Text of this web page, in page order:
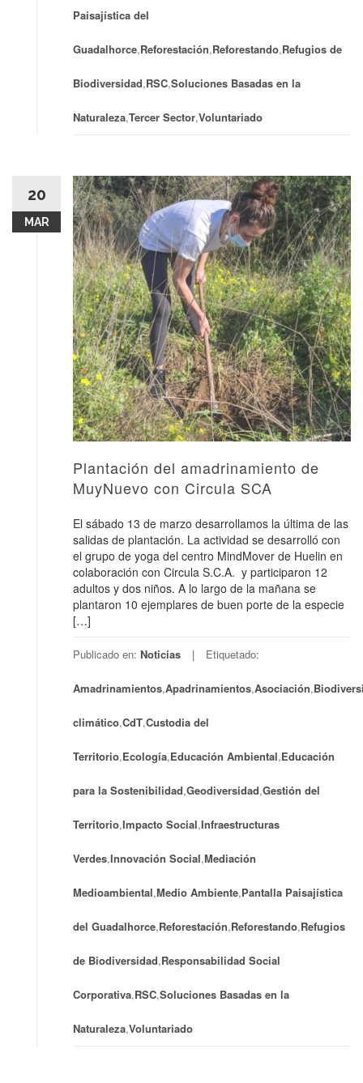
Paisajística del
Guadalhorce,Reforestación,Reforestando,Refugios de
Biodiversidad,RSC,Soluciones Basadas en la
Naturaleza,Tercer Sector,Voluntariado
20
MAR
Plantación del amadrinamiento de
MuyNuevo con Circula SCA
El sábado 13 de marzo desarrollamos la última de las
salidas de plantación. La actividad se desarrolló con
el grupo de yoga del centro MindMover de Huelin en
colaboración con Circula S.C.A. y participaron 12
adultos y dos niños. A lo largo de la mañana se
plantaron 10 ejemplares de buen porte de la especie
[…]
Publicado en: Noticias Etiquetado:
Amadrinamientos,Apadrinamientos,Asociación,
climático,CdT,Custodia del
Territorio,Ecología,Educación Ambiental,Educación
para la Sostenibilidad,Geodiversidad,Gestión del
Territorio,Impacto Social,Infraestructuras
Verdes,Innovación Social,Mediación
Medioambiental,Medio Ambiente,Pantalla Paisajística
del Guadalhorce,Reforestación,Reforestando,Refugios
de Biodiversidad,Responsabilidad Social
Corporativa,RSC,Soluciones Basadas en la
Naturaleza,Voluntariado